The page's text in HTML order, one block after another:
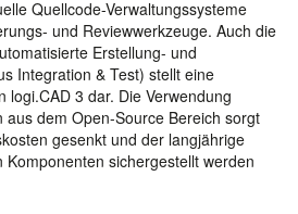
Quellcode-Verwaltungssysteme
und Reviewwerkzeuge. Auch die
Erstellung- und
Integration & Test) stellt eine
logi.CAD 3 dar. Die Verwendung
dem Open-Source Bereich sorgt
gesenkt und der langjährige
Komponenten sichergestellt werden